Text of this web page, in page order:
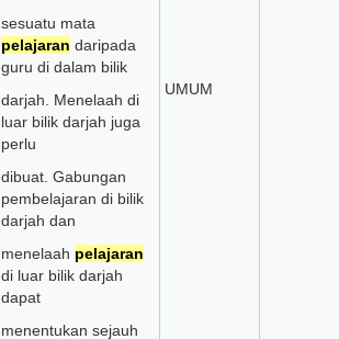
sesuatu mata
pelajaran daripada
guru di dalam bilik
darjah. Menelaah di
luar bilik darjah juga
perlu
dibuat. Gabungan
pembelajaran di bilik
darjah dan
menelaah pelajaran
di luar bilik darjah
dapat
menentukan sejauh
UMUM